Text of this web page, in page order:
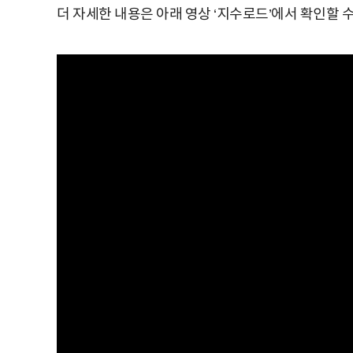
더 자세한 내용은 아래 영상 ‘지수로드’에서 확인할